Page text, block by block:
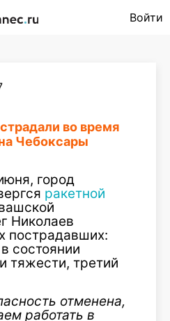
Войти
во время
Чебоксары
город
ракетной
Николаев
пострадавших:
состоянии
тяжести, третий
отменена,
работать в